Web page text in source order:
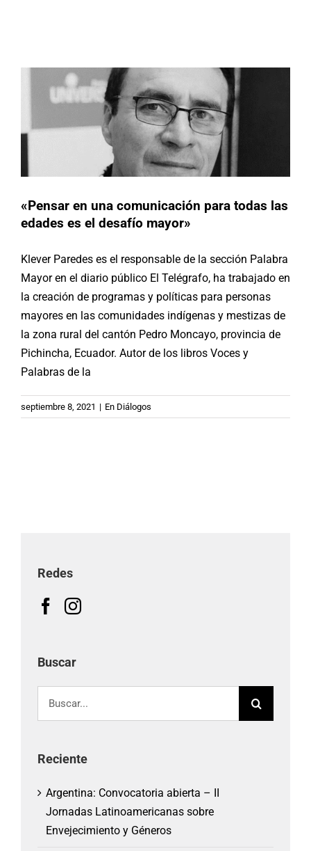
«Pensar en una comunicación para todas las
edades es el desafío mayor»
Klever Paredes es el responsable de la sección Palabra
Mayor en el diario público El Telégrafo, ha trabajado en
la creación de programas y políticas para personas
mayores en las comunidades indígenas y mestizas de
la zona rural del cantón Pedro Moncayo, provincia de
Pichincha, Ecuador. Autor de los libros Voces y
Palabras de la
septiembre 8, 2021 | En Diálogos
Redes
Buscar
Reciente
Argentina: Convocatoria abierta – II
Jornadas Latinoamericanas sobre
Envejecimiento y Géneros